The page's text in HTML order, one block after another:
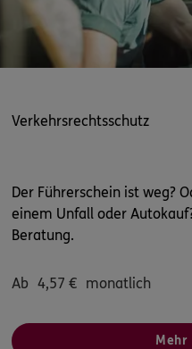
Verkehrsrechtsschutz
Der Führerschein ist weg?
einem Unfall oder
Beratung.
Ab 4,57 € monatlich
Mehr